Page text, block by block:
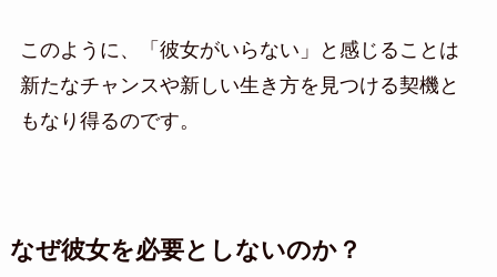
このように、「彼女がいらない」と感じることは
新たなチャンスや新しい生き方を見つける契機と
もなり得るのです。
なぜ彼女を必要としないのか？